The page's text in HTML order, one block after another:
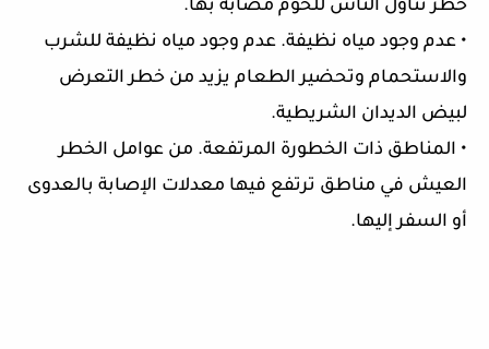
خطر تناول الناس للحوم مصابة بها.
• عدم وجود مياه نظيفة. عدم وجود مياه نظيفة للشرب
والاستحمام وتحضير الطعام يزيد من خطر التعرض
لبيض الديدان الشريطية.
• المناطق ذات الخطورة المرتفعة. من عوامل الخطر
العيش في مناطق ترتفع فيها معدلات الإصابة بالعدوى
أو السفر إليها.